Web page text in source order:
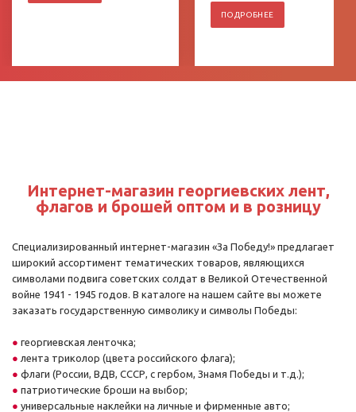
ПОДРОБНЕЕ
Интернет-магазин георгиевских лент,
флагов и брошей оптом и в розницу
Специализированный интернет-магазин «За Победу!» предлагает
широкий ассортимент тематических товаров, являющихся
символами подвига советских солдат в Великой Отечественной
войне 1941 - 1945 годов. В каталоге на нашем сайте вы можете
заказать государственную символику и символы Победы:
георгиевская ленточка;
лента триколор (цвета российского флага);
флаги (России, ВДВ, СССР, с гербом, Знамя Победы и т.д.);
патриотические броши на выбор;
универсальные наклейки на личные и фирменные авто;